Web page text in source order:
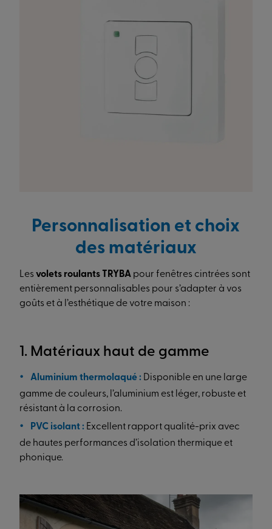
Personnalisation et choix
des matériaux
Les volets roulants TRYBA pour fenêtres cintrées sont
entièrement personnalisables pour s’adapter à vos
goûts et à l’esthétique de votre maison :
1. Matériaux haut de gamme
Aluminium thermolaqué : Disponible en une large
gamme de couleurs, l’aluminium est léger, robuste et
résistant à la corrosion.
PVC isolant : Excellent rapport qualité-prix avec
de hautes performances d’isolation thermique et
phonique.